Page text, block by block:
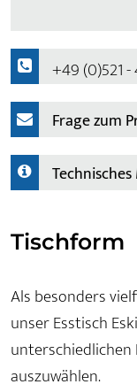
+49 (0)521
Frage zum
Tischform
Als besonders
unser Esstisch
auszuwählen.